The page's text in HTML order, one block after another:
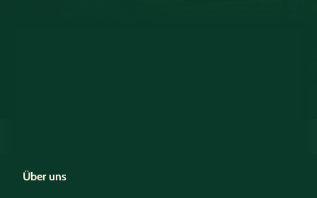
Über uns